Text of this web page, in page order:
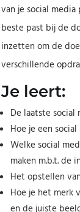
van je social
beste past bij de
inzetten om de
verschillende
Je leert:
De laatste
Hoe je een
Welke social
maken m.b.t. de
Het opstellen
Hoe je het merk